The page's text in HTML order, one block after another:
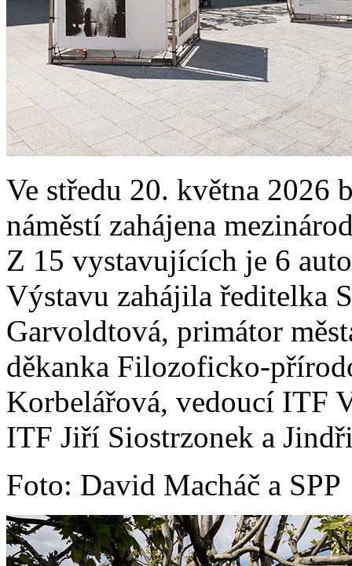
Ve středu 20. května 2026
náměstí zahájena
Z 15 vystavujících je 6
Výstavu zahájila ředitelka
Garvoldtová, primátor
děkanka Filozoficko-
Korbelářová, vedoucí ITF
ITF Jiří Siostrzonek a
Foto: David Macháč a SPP